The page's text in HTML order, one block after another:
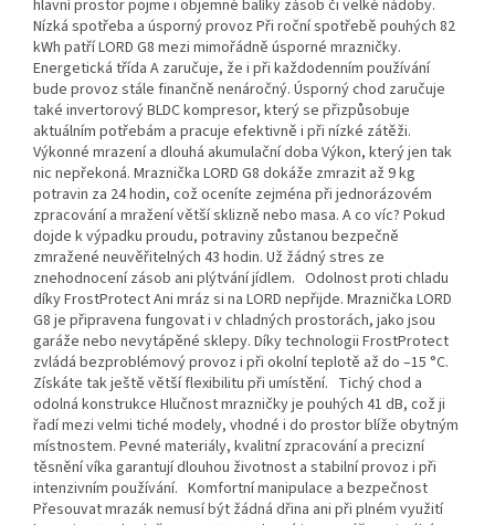
hlavní prostor pojme i objemné balíky zásob či velké nádoby.
Nízká spotřeba a úsporný provoz Při roční spotřebě pouhých 82
kWh patří LORD G8 mezi mimořádně úsporné mrazničky.
Energetická třída A zaručuje, že i při každodenním používání
bude provoz stále finančně nenáročný. Úsporný chod zaručuje
také invertorový BLDC kompresor, který se přizpůsobuje
aktuálním potřebám a pracuje efektivně i při nízké zátěži.
Výkonné mrazení a dlouhá akumulační doba Výkon, který jen tak
nic nepřekoná. Mraznička LORD G8 dokáže zmrazit až 9 kg
potravin za 24 hodin, což oceníte zejména při jednorázovém
zpracování a mražení větší sklizně nebo masa. A co víc? Pokud
dojde k výpadku proudu, potraviny zůstanou bezpečně
zmražené neuvěřitelných 43 hodin. Už žádný stres ze
znehodnocení zásob ani plýtvání jídlem. Odolnost proti chladu
díky FrostProtect Ani mráz si na LORD nepřijde. Mraznička LORD
G8 je připravena fungovat i v chladných prostorách, jako jsou
garáže nebo nevytápěné sklepy. Díky technologii FrostProtect
zvládá bezproblémový provoz i při okolní teplotě až do –15 °C.
Získáte tak ještě větší flexibilitu při umístění. Tichý chod a
odolná konstrukce Hlučnost mrazničky je pouhých 41 dB, což ji
řadí mezi velmi tiché modely, vhodné i do prostor blíže obytným
místnostem. Pevné materiály, kvalitní zpracování a precizní
těsnění víka garantují dlouhou životnost a stabilní provoz i při
intenzivním používání. Komfortní manipulace a bezpečnost
Přesouvat mrazák nemusí být žádná dřina ani při plném využití